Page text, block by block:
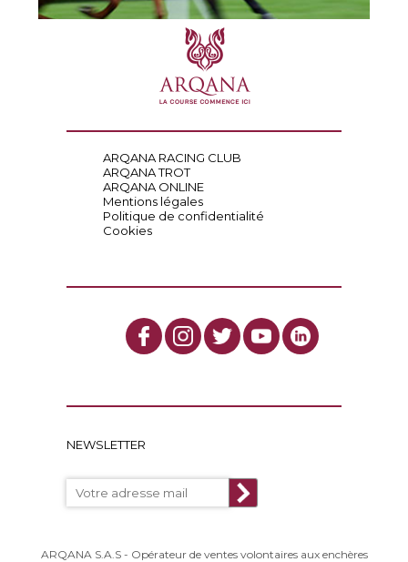
ARQANA RACING CLUB
ARQANA TROT
ARQANA ONLINE
Mentions légales
Politique de confidentialité
Cookies
NEWSLETTER
ARQANA S.A.S - Opérateur de ventes volontaires aux enchères